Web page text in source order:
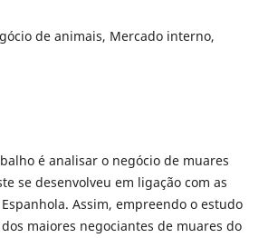
de animais, Mercado interno,
é analisar o negócio de muares
se desenvolveu em ligação com as
Assim, empreendo o estudo
maiores negociantes de muares do